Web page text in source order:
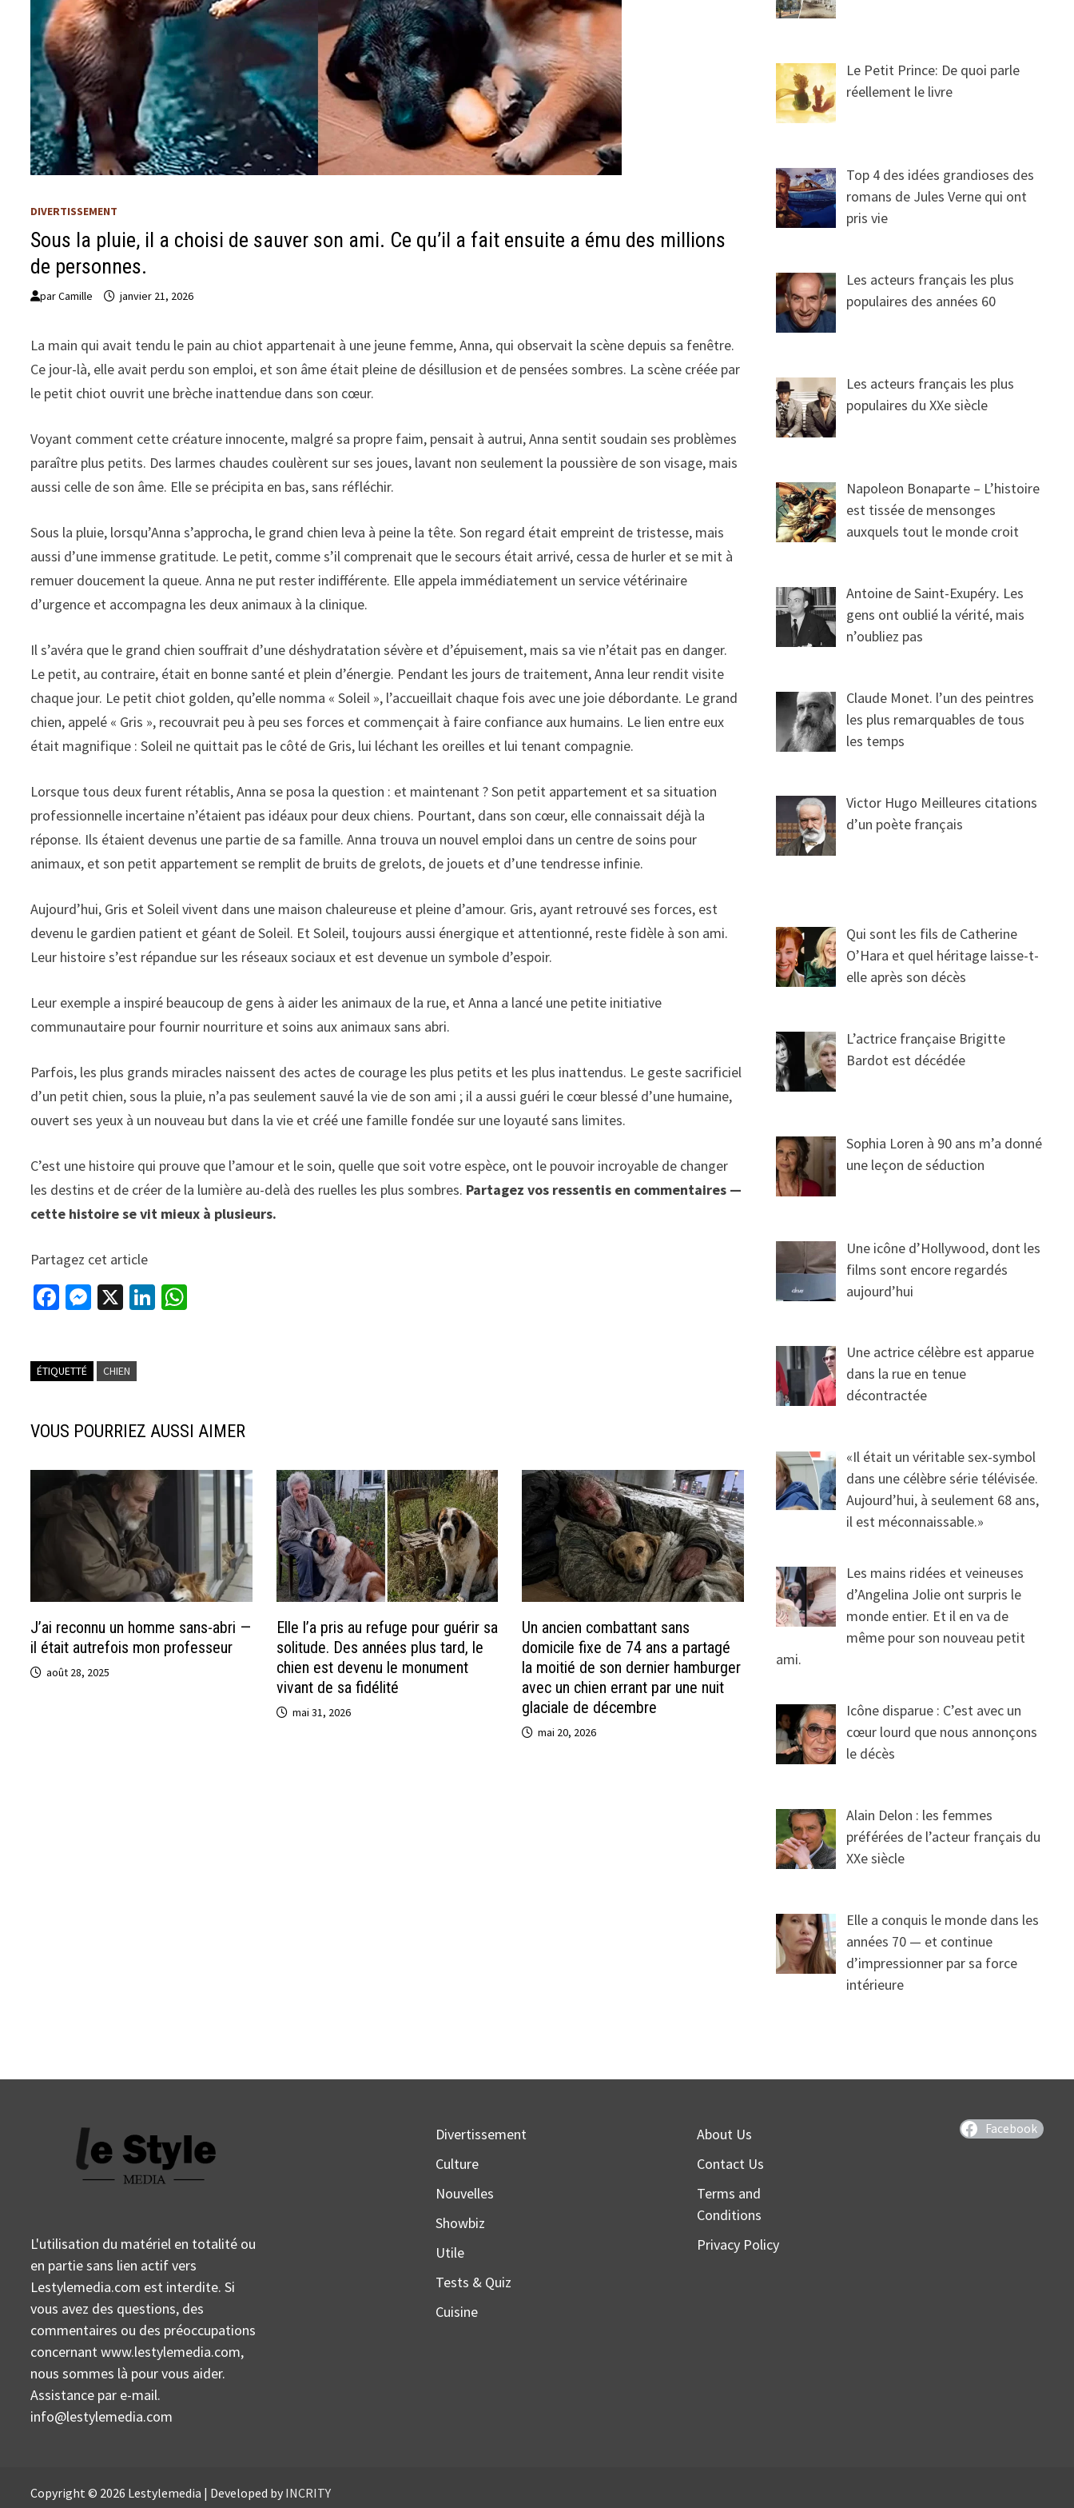
DIVERTISSEMENT
Sous la pluie, il a choisi de sauver son ami. Ce qu’il a fait ensuite a ému des millions
de personnes.
parCamille janvier 21, 2026
La main qui avait tendu le pain au chiot appartenait à une jeune femme, Anna, qui observait la scène depuis sa fenêtre.
Ce jour-là, elle avait perdu son emploi, et son âme était pleine de désillusion et de pensées sombres. La scène créée par
le petit chiot ouvrit une brèche inattendue dans son cœur.
Voyant comment cette créature innocente, malgré sa propre faim, pensait à autrui, Anna sentit soudain ses problèmes
paraître plus petits. Des larmes chaudes coulèrent sur ses joues, lavant non seulement la poussière de son visage, mais
aussi celle de son âme. Elle se précipita en bas, sans réfléchir.
Sous la pluie, lorsqu’Anna s’approcha, le grand chien leva à peine la tête. Son regard était empreint de tristesse, mais
aussi d’une immense gratitude. Le petit, comme s’il comprenait que le secours était arrivé, cessa de hurler et se mit à
remuer doucement la queue. Anna ne put rester indifférente. Elle appela immédiatement un service vétérinaire
d’urgence et accompagna les deux animaux à la clinique.
Il s’avéra que le grand chien souffrait d’une déshydratation sévère et d’épuisement, mais sa vie n’était pas en danger.
Le petit, au contraire, était en bonne santé et plein d’énergie. Pendant les jours de traitement, Anna leur rendit visite
chaque jour. Le petit chiot golden, qu’elle nomma « Soleil », l’accueillait chaque fois avec une joie débordante. Le grand
chien, appelé « Gris », recouvrait peu à peu ses forces et commençait à faire confiance aux humains. Le lien entre eux
était magnifique : Soleil ne quittait pas le côté de Gris, lui léchant les oreilles et lui tenant compagnie.
Lorsque tous deux furent rétablis, Anna se posa la question : et maintenant ? Son petit appartement et sa situation
professionnelle incertaine n’étaient pas idéaux pour deux chiens. Pourtant, dans son cœur, elle connaissait déjà la
réponse. Ils étaient devenus une partie de sa famille. Anna trouva un nouvel emploi dans un centre de soins pour
animaux, et son petit appartement se remplit de bruits de grelots, de jouets et d’une tendresse infinie.
Aujourd’hui, Gris et Soleil vivent dans une maison chaleureuse et pleine d’amour. Gris, ayant retrouvé ses forces, est
devenu le gardien patient et géant de Soleil. Et Soleil, toujours aussi énergique et attentionné, reste fidèle à son ami.
Leur histoire s’est répandue sur les réseaux sociaux et est devenue un symbole d’espoir.
Leur exemple a inspiré beaucoup de gens à aider les animaux de la rue, et Anna a lancé une petite initiative
communautaire pour fournir nourriture et soins aux animaux sans abri.
Parfois, les plus grands miracles naissent des actes de courage les plus petits et les plus inattendus. Le geste sacrificiel
d’un petit chien, sous la pluie, n’a pas seulement sauvé la vie de son ami ; il a aussi guéri le cœur blessé d’une humaine,
ouvert ses yeux à un nouveau but dans la vie et créé une famille fondée sur une loyauté sans limites.
C’est une histoire qui prouve que l’amour et le soin, quelle que soit votre espèce, ont le pouvoir incroyable de changer
les destins et de créer de la lumière au-delà des ruelles les plus sombres. Partagez vos ressentis en commentaires —
cette histoire se vit mieux à plusieurs.
Partagez cet article
Fa
o
k
M
n
r
X
Li
p
ÉTIQUETTÉ CHIEN
VOUS POURRIEZ AUSSI AIMER
J’ai reconnu un homme sans-abri —
il était autrefois mon professeur
août 28, 2025
Elle l’a pris au refuge pour guérir sa
solitude. Des années plus tard, le
chien est devenu le monument
vivant de sa fidélité
mai 31, 2026
Un ancien combattant sans
domicile fixe de 74 ans a partagé
la moitié de son dernier hamburger
avec un chien errant par une nuit
glaciale de décembre
mai 20, 2026
Le Petit Prince: De quoi parle
réellement le livre
Top 4 des idées grandioses des
romans de Jules Verne qui ont
pris vie
Les acteurs français les plus
populaires des années 60
Les acteurs français les plus
populaires du XXe siècle
Napoleon Bonaparte – L’histoire
est tissée de mensonges
auxquels tout le monde croit
Antoine de Saint-Exupéry․ Les
gens ont oublié la vérité, mais
n’oubliez pas
Claude Monet. l’un des peintres
les plus remarquables de tous
les temps
Victor Hugo Meilleures citations
d’un poète français
Qui sont les fils de Catherine
O’Hara et quel héritage laisse-t-
elle après son décès
L’actrice française Brigitte
Bardot est décédée
Sophia Loren à 90 ans m’a donné
une leçon de séduction
Une icône d’Hollywood, dont les
films sont encore regardés
aujourd’hui
Une actrice célèbre est apparue
dans la rue en tenue
décontractée
«Il était un véritable sex-symbol
dans une célèbre série télévisée.
Aujourd’hui, à seulement 68 ans,
il est méconnaissable.»
Les mains ridées et veineuses
d’Angelina Jolie ont surpris le
monde entier. Et il en va de
même pour son nouveau petit
ami.
Icône disparue : C’est avec un
cœur lourd que nous annonçons
le décès
Alain Delon : les femmes
préférées de l’acteur français du
XXe siècle
Elle a conquis le monde dans les
années 70 — et continue
d’impressionner par sa force
intérieure
L'utilisation du matériel en totalité ou
en partie sans lien actif vers
Lestylemedia.com est interdite. Si
vous avez des questions, des
commentaires ou des préoccupations
concernant www.lestylemedia.com,
nous sommes là pour vous aider.
Assistance par e-mail.
info@lestylemedia.com
Divertissement
Culture
Nouvelles
Showbiz
Utile
Tests & Quiz
Cuisine
About Us
Contact Us
Terms and
Conditions
Privacy Policy
Facebook
Copyright © 2026 Lestylemedia | Developed by INCRITY